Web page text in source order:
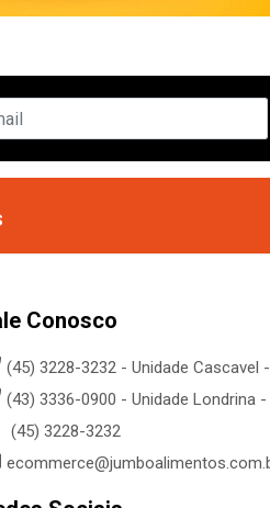
Conosco
(45) 3228-3232 - Unidade Cascavel
(43) 3336-0900 - Unidade Londrina -
(45) 3228-3232